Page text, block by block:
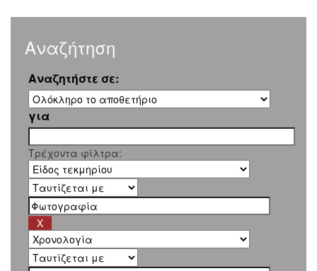
Αναζήτηση
Αναζητήστε σε:
για
Τρέχοντα φίλτρα: